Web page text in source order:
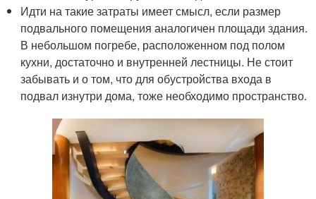
Идти на такие затраты имеет смысл, если размер
подвального помещения аналогичен площади здания.
В небольшом погребе, расположенном под полом
кухни, достаточно и внутренней лестницы. Не стоит
забывать и о том, что для обустройства входа в
подвал изнутри дома, тоже необходимо пространство.